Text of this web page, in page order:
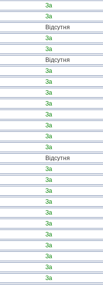
За
За
Відсутня
За
За
Відсутня
За
За
За
За
За
За
За
За
Відсутня
За
За
За
За
За
За
За
За
За
За
За